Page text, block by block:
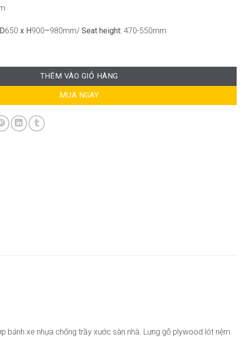
650 x H900–980mm/ Seat height: 470-550mm
số lượng
THÊM VÀO GIỎ HÀNG
MUA NGAY
bánh xe nhựa chống trầy xước sàn nhà. Lưng gỗ plywood lót nệm